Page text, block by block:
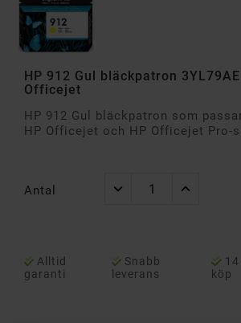
HP 912 Gul bläckpatron
Officejet
HP 912 Gul bläckpatron som
HP Officejet och HP Officejet Pro-
Antal
Alltid
garanti
Snabb
leverans
köp